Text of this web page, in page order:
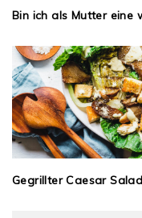
Bin ich als Mutter eine
Gegrillter Caesar